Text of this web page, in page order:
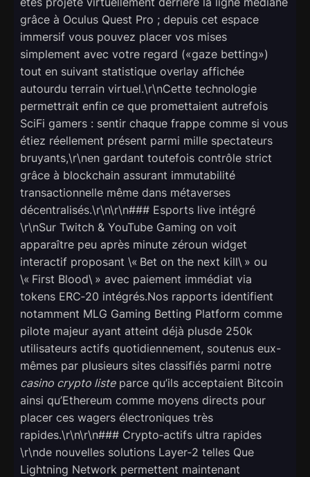
grâce à Oculus Quest Pro ; depuis cet espace
immersif vous pouvez placer vos mises
simplement avec votre regard («gaze betting»)
tout en suivant statistique overlay affichée
autourdu terrain virtuel.\r\nCette technologie
permettrait enfin ce que promettaient autrefois
SciFi gamers : sentir chaque frappe comme si vous
étiez réellement présent parmi mille spectateurs
bruyants,\r\nen gardant toutefois contrôle strict
grâce à blockchain assurant immutabilité
transactionnelle même dans métaverses
décentralisés.\r\n\r\n### Esports live intégré
\r\nSur Twitch & YouTube Gaming on voit
apparaître peu après minute zéroun widget
interactif proposant \« Bet on the next kill\ » ou
\« First Blood\ » avec paiement immédiat via
tokens ERC‑20 intégrés.Nos rapports identifient
notamment MLG Gaming Betting Platform comme
pilote majeur ayant atteint déjà plusde 250k
utilisateurs actifs quotidiennement, soutenus eux-
mêmes par plusieurs sites classifiés parmi notre
casino crypto listeparce qu’ils acceptaient Bitcoin
ainsi qu’Ethereum comme moyens directs pour
placer ces wagers électroniques très
rapides.\r\n\r\n### Crypto‑actifs ultra rapides
\r\nde nouvelles solutions Layer‑2 telles Que
Lightning Network permettent maintenant